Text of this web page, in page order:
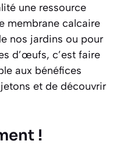
une ressource
membrane calcaire
nos jardins ou pour
d’œufs, c’est faire
aux bénéfices
et de découvrir
!